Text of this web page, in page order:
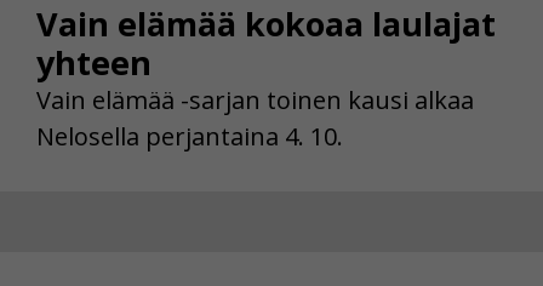
Vain elämää kokoaa laulajat
yhteen
Vain elämää -sarjan toinen kausi alkaa
Nelosella perjantaina 4. 10.